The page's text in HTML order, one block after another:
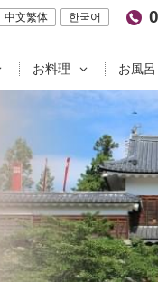
中文繁体 한국어
お料理 お風呂